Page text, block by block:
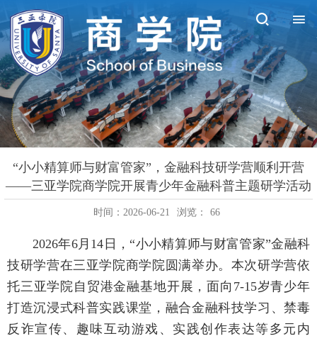
“小小精算师与财富管家”，金融科技研学营顺利开营
——三亚学院商学院开展青少年金融科普主题研学活动
时间：2026-06-21 浏览： 66
2026年6月14日，“小小精算师与财富管家”金融科
技研学营在三亚学院商学院圆满举办。本次研学营依
托三亚学院自贸港金融基地开展，面向7-15岁青少年
打造沉浸式科普实践课堂，融合金融科技学习、禁毒
反诈宣传、趣味互动游戏、实践创作表达等多元内